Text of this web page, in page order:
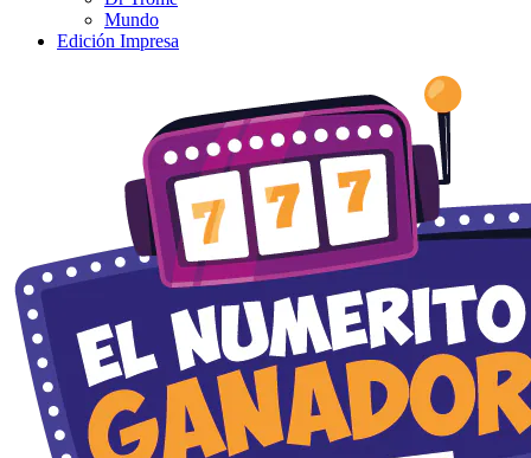
Mundo
Edición Impresa